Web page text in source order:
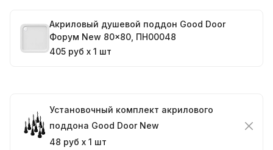
Акриловый душевой поддон Good Door
Форум New 80x80, ПН00048
405 руб x 1 шт
Установочный комплект акрилового
поддона Good Door New
48 руб x 1 шт